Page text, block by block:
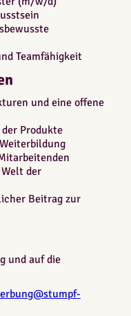
Teamfähigkeit
und eine offene
Produkte
der
Beitrag zur
und auf die